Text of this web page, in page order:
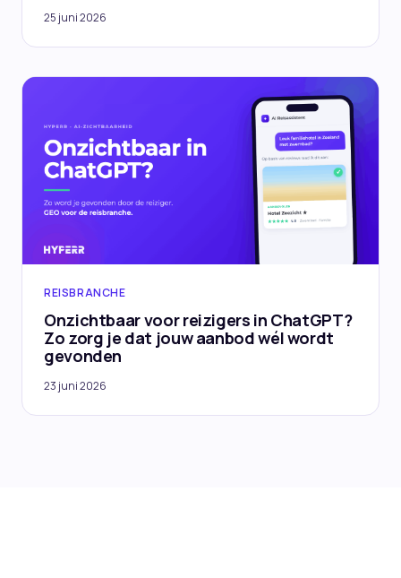
25 juni 2026
REISBRANCHE
Onzichtbaar voor reizigers in ChatGPT?
Zo zorg je dat jouw aanbod wél wordt
gevonden
23 juni 2026